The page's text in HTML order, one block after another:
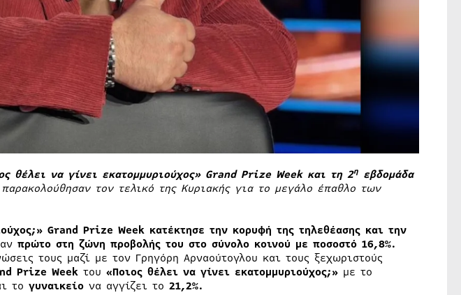
θέλει να γίνει εκατομμυριούχος» Grand Prize Week και τη 2ηεβδομάδα
τον τελικό της Κυριακής για το μεγάλο έπαθλο των
Grand Prize Week κατέκτησε την κορυφή της τηλεθέασης και την
πρώτο στη ζώνη προβολής του στο σύνολο κοινού με ποσοστό 16,8%.
τους μαζί με τον Γρηγόρη Αρναούτογλου και τους ξεχωριστούς
Prize Weekτου «Ποιος θέλει να γίνει εκατομμυριούχος;»με το
το γυναικείονα αγγίζει το 21,2%.